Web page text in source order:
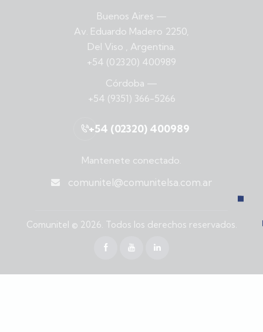
Buenos Aires —
Av. Eduardo Madero 2250,
Del Viso , Argentina.
+54 (02320) 400989
Córdoba —
+54 (9351) 366-5266
+54 (02320) 400989
Mantenete conectado.
comunitel@comunitelsa.com.ar
Comunitel © 2026. Todos los derechos reservados.